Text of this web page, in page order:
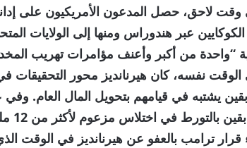
لاحق، حصل المدعون الأمريكيون على
“واحدة من أكبر وأعنف مؤامرات تهريب
نفسه، كان هيرنانديز محور التحقيقات
بالتورط في اختلاس مزعوم لأكثر من 12 مليون دولار من أموال الدولة لحملته السياسية.
قرار ترامب بالعفو عن هيرنانديز في الوقت